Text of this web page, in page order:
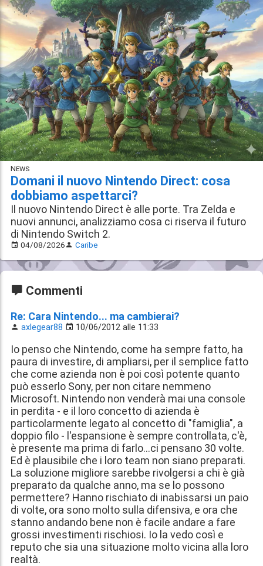
News
Domani il nuovo Nintendo Direct: cosa
dobbiamo aspettarci?
Il nuovo Nintendo Direct è alle porte. Tra Zelda e
nuovi annunci, analizziamo cosa ci riserva il futuro
di Nintendo Switch 2.
04/08/2026 Caribe
Commenti
Re: Cara Nintendo... ma cambierai?
axlegear88 10/06/2012 alle 11:33
Io penso che Nintendo, come ha sempre fatto, ha
paura di investire, di ampliarsi, per il semplice fatto
che come azienda non è poi così potente quanto
può esserlo Sony, per non citare nemmeno
Microsoft. Nintendo non venderà mai una console
in perdita - e il loro concetto di azienda è
particolarmente legato al concetto di "famiglia", a
doppio filo - l'espansione è sempre controllata, c'è,
è presente ma prima di farlo...ci pensano 30 volte.
Ed è plausibile che i loro team non siano preparati.
La soluzione migliore sarebbe rivolgersi a chi è già
preparato da qualche anno, ma se lo possono
permettere? Hanno rischiato di inabissarsi un paio
di volte, ora sono molto sulla difensiva, e ora che
stanno andando bene non è facile andare a fare
grossi investimenti rischiosi. Io la vedo così e
reputo che sia una situazione molto vicina alla loro
realtà.